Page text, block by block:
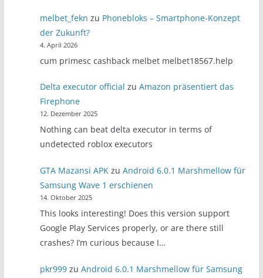
melbet_fekn zu Phonebloks – Smartphone-Konzept
der Zukunft?
4. April 2026
cum primesc cashback melbet melbet18567.help
Delta executor official zuAmazon präsentiert das
Firephone
12. Dezember 2025
Nothing can beat delta executor in terms of
undetected roblox executors
GTA Mazansi APK zuAndroid 6.0.1 Marshmellow für
Samsung Wave 1 erschienen
14. Oktober 2025
This looks interesting! Does this version support
Google Play Services properly, or are there still
crashes? I’m curious because I…
pkr999 zuAndroid 6.0.1 Marshmellow für Samsung